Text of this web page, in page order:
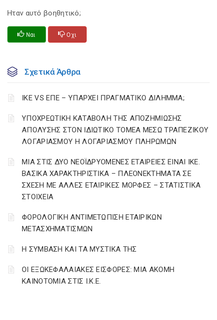
Ηταν αυτό βοηθητικό;
Ναι Οχι
Σχετικά Άρθρα
ΙΚΕ VS ΕΠΕ – ΥΠΑΡΧΕΙ ΠΡΑΓΜΑΤΙΚΟ ΔΙΛΗΜΜΑ;
YΠΟΧΡΕΩΤΙΚΗ ΚΑΤΑΒΟΛΗ ΤΗΣ ΑΠΟΖΗΜΙΩΣΗΣ
ΑΠΟΛΥΣΗΣ ΣΤΟΝ ΙΔΙΩΤΙΚΟ ΤΟΜΕΑ ΜΕΣΩ ΤΡΑΠΕΖΙΚΟΥ
ΛΟΓΑΡΙΑΣΜΟΥ Η ΛΟΓΑΡΙΑΣΜΟΥ ΠΛΗΡΩΜΩΝ
ΜΙΑ ΣΤΙΣ ΔΥΟ ΝΕΟΪΔΡΥΟΜΕΝΕΣ ΕΤΑΙΡΕΙΕΣ ΕΙΝΑΙ ΙΚΕ.
ΒΑΣΙΚΑ ΧΑΡΑΚΤΗΡΙΣΤΙΚΑ – ΠΛΕΟΝΕΚΤΗΜΑΤΑ ΣΕ
ΣΧΕΣΗ ΜΕ ΑΛΛΕΣ ΕΤΑΙΡΙΚΕΣ ΜΟΡΦΕΣ – ΣΤΑΤΙΣΤΙΚΑ
ΣΤΟΙΧΕΙΑ
ΦΟΡΟΛΟΓΙΚΗ ΑΝΤΙΜΕΤΩΠΙΣΗ ΕΤΑΙΡΙΚΩΝ
ΜΕΤΑΣΧΗΜΑΤΙΣΜΩΝ
Η ΣΥΜΒΑΣΗ ΚΑΙ ΤΑ ΜΥΣΤΙΚΑ ΤΗΣ
ΟΙ ΕΞΩΚΕΦΑΛΑΙΑΚΕΣ ΕΙΣΦΟΡΕΣ: ΜΙΑ ΑΚΟΜΗ
ΚΑΙΝΟΤΟΜΙΑ ΣΤΙΣ Ι.Κ.Ε.